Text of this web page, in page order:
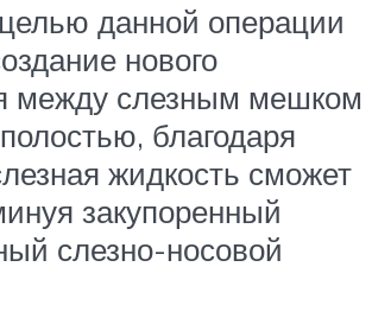
данной операции
нового
между слезным мешком
благодаря
жидкость сможет
закупоренный
слезно-носовой